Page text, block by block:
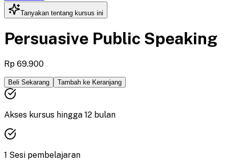
Tanyakan tentang kursus ini
Persuasive Public Speaking
Rp 69.900
Beli Sekarang Tambah ke Keranjang
Akses kursus hingga 12 bulan
1 Sesi pembelajaran